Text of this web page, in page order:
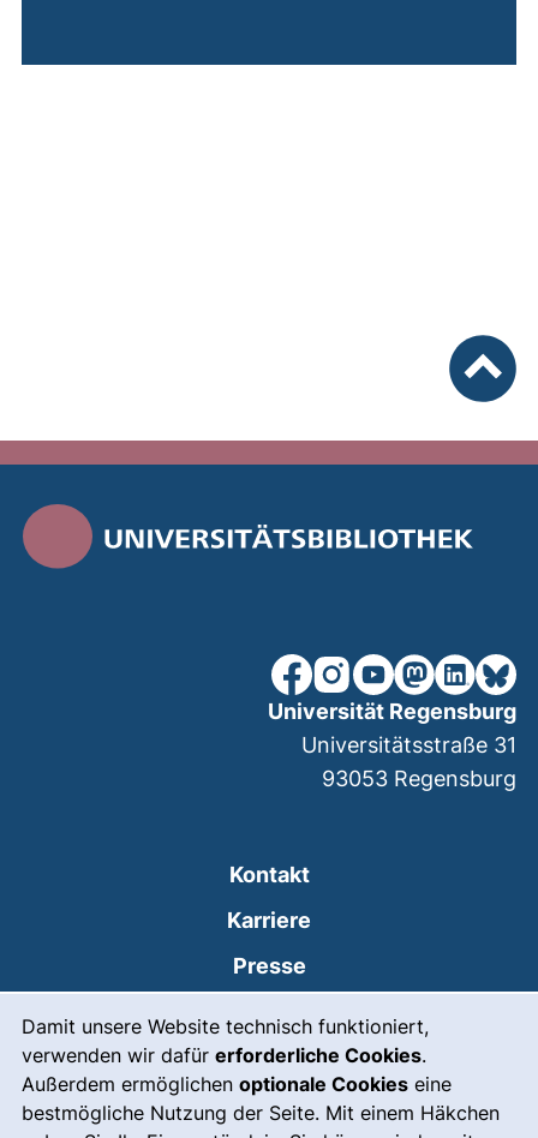
Damit unsere Website technisch funktioniert,
verwenden wir dafür erforderliche Cookies.
Außerdem ermöglichen optionale Cookies eine
bestmögliche Nutzung der Seite. Mit einem Häkchen
unsere Facebook-Seite
unsere Instagram-
unsere YouTube-
unsereunsere
Kontakt
Karriere
Presse
Leichte Sprache
Gebärdensprache
Universität Regensburg
Universitätsstraße 31
93053 Regensburg